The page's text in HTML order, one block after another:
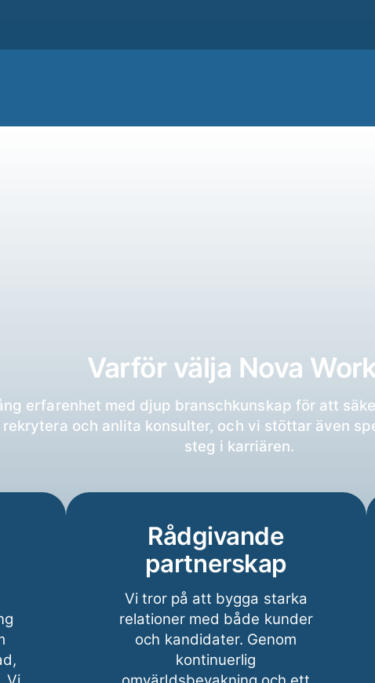
Varför välja Nova
erfarenhet med djup branschkunskap för att
och anlita konsulter, och vi stöttar även
steg i karriären.
Rådgivande
partnerskap
Vi tror på att bygga starka
relationer med både kunder
och kandidater. Genom
kontinuerlig